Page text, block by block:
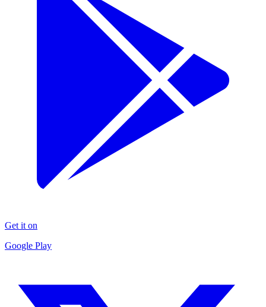
Get it on
Google Play